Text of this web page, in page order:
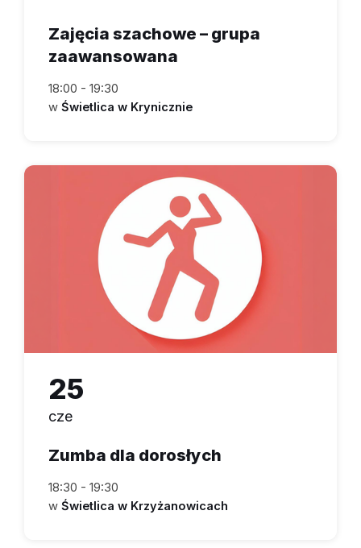
Zajęcia szachowe – grupa
zaawansowana
18:00 - 19:30
w Świetlica w Krynicznie
25
cze
Zumba dla dorosłych
18:30 - 19:30
w Świetlica w Krzyżanowicach